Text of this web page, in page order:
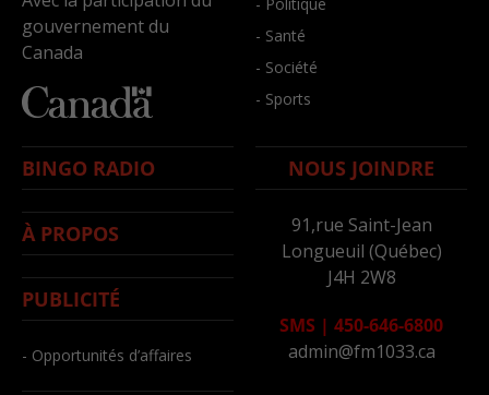
gouvernement du
Canada
- Santé
- Société
- Sports
BINGO RADIO
À PROPOS
PUBLICITÉ
- Opportunités d’affaires
NOUS JOINDRE
91,rue Saint-Jean
Longueuil (Québec)
J4H 2W8
SMS | 450-646-6800
admin@fm1033.ca